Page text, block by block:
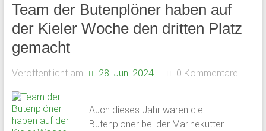
Plön
sowie
früheren
Internats.
Team der Butenplöner haben auf
der Kieler Woche den dritten Platz
gemacht
Veröffentlicht am 28. Juni 2024 | 0 Kommentare
Auch dieses Jahr waren die
Butenplöner bei der Marinekutter-